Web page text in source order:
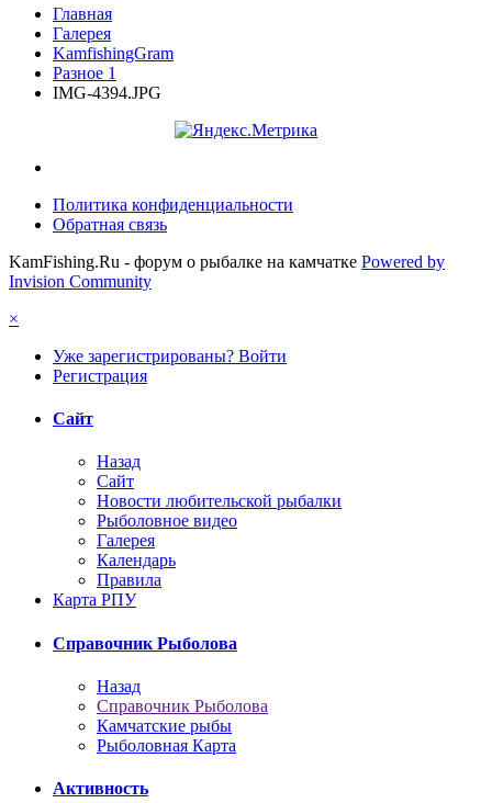
Главная
Галерея
KamfishingGram
Разное 1
IMG-4394.JPG
Политика конфиденциальности
Обратная связь
KamFishing.Ru - форум о рыбалке на камчатке Powered by
Invision Community
×
Уже зарегистрированы? Войти
Регистрация
Сайт
Назад
Сайт
Новости любительской рыбалки
Рыболовное видео
Галерея
Календарь
Правила
Карта РПУ
Справочник Рыболова
Назад
Справочник Рыболова
Камчатские рыбы
Рыболовная Карта
Активность